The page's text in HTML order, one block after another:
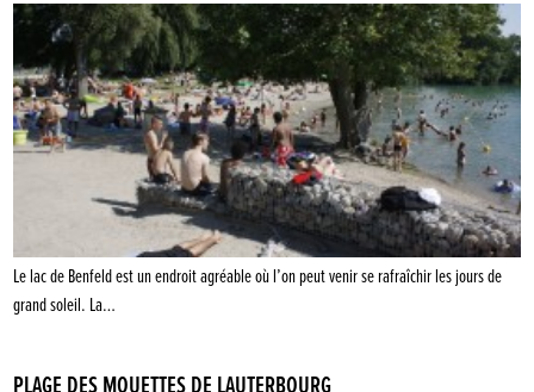
Le lac de Benfeld est un endroit agréable où l’on peut venir se rafraîchir les jours de
grand soleil. La…